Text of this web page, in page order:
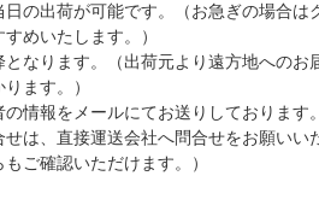
の出荷が可能です。（お急ぎの場合は
めいたします。）
なります。（出荷元より遠方地へのお
ます。）
情報をメールにてお送りしております
は、直接運送会社へ問合せをお願いい
ご確認いただけます。）